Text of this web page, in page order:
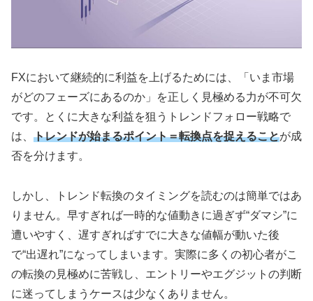
FXにおいて継続的に利益を上げるためには、「いま市場
がどのフェーズにあるのか」を正しく見極める力が不可欠
です。とくに大きな利益を狙うトレンドフォロー戦略で
は、 トレンドが始まるポイント＝転換点を捉えることが成
否を分けます。
しかし、トレンド転換のタイミングを読むのは簡単ではあ
りません。早すぎれば一時的な値動きに過ぎず“ダマシ”に
遭いやすく、遅すぎればすでに大きな値幅が動いた後
で“出遅れ”になってしまいます。実際に多くの初心者がこ
の転換の見極めに苦戦し、エントリーやエグジットの判断
に迷ってしまうケースは少なくありません。